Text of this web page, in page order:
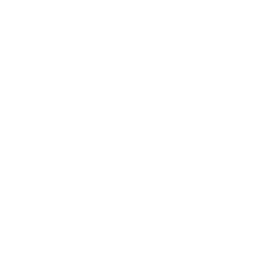
Spar-Tipp: Auch
Die drei Fusion-
Folgende
• Über Webcam,